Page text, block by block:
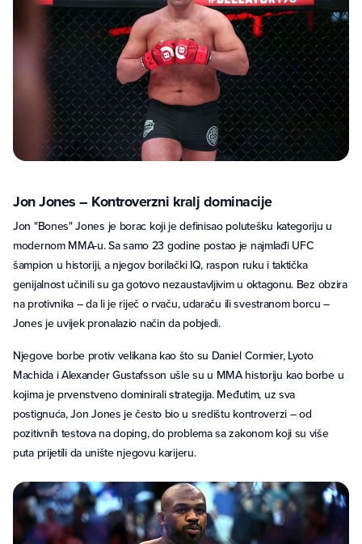
Jon Jones – Kontroverzni kralj dominacije
Jon "Bones" Jones je borac koji je definisao polutešku kategoriju u
modernom MMA-u. Sa samo 23 godine postao je najmlađi UFC
šampion u historiji, a njegov borilački IQ, raspon ruku i taktička
genijalnost učinili su ga gotovo nezaustavljivim u oktagonu. Bez obzira
na protivnika – da li je riječ o rvaču, udaraču ili svestranom borcu –
Jones je uvijek pronalazio način da pobjedi.
Njegove borbe protiv velikana kao što su Daniel Cormier, Lyoto
Machida i Alexander Gustafsson ušle su u MMA historiju kao borbe u
kojima je prvenstveno dominirali strategija. Međutim, uz sva
postignuća, Jon Jones je često bio u središtu kontroverzi – od
pozitivnih testova na doping, do problema sa zakonom koji su više
puta prijetili da unište njegovu karijeru.